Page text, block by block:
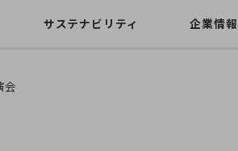
サステナビリティ 企業情報
会